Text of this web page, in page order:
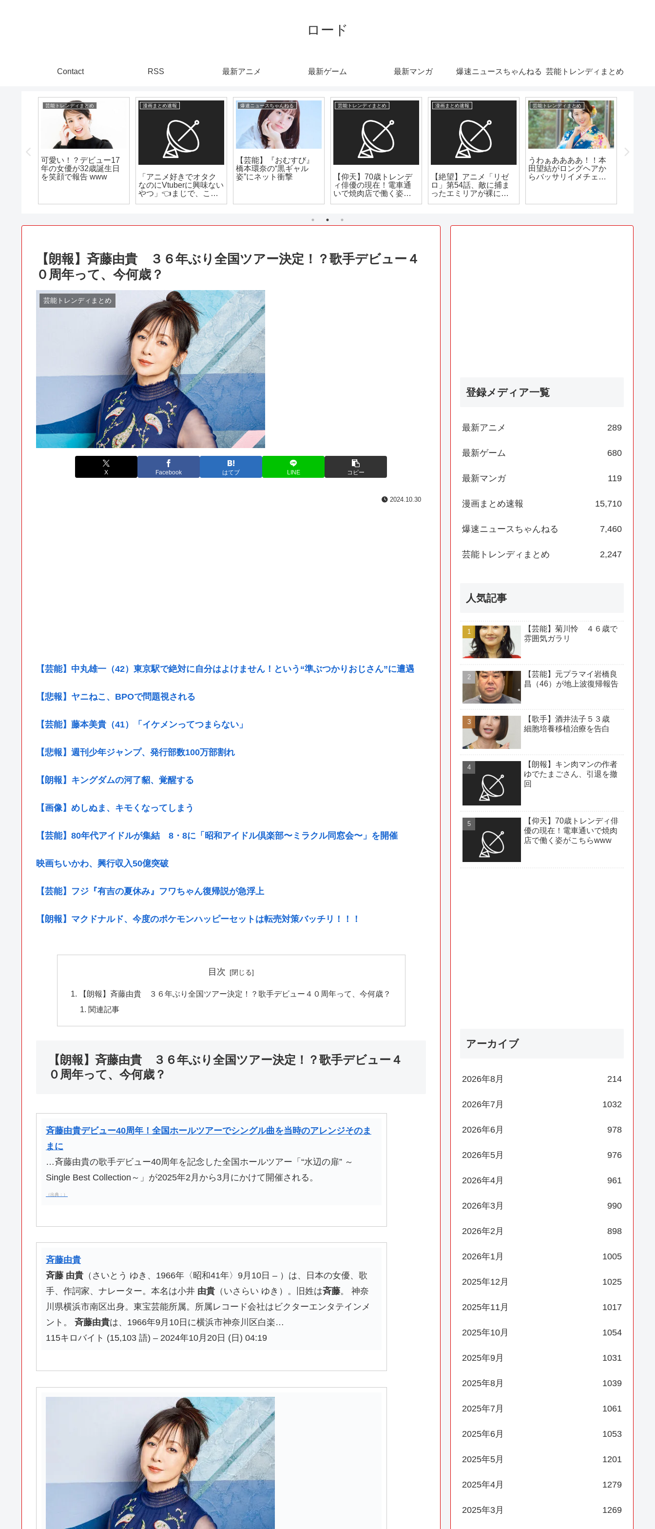
ロード
Contact RSS 最新アニメ 最新ゲーム 最新マンガ 爆速ニュースちゃんねる 芸能トレンディまとめ
芸能トレンディまとめ
可愛い！？デビュー17
年の女優が32歳誕生日
を笑顔で報告 www
漫画まとめ速報
「アニメ好きでオタク
なのにVtuberに興味ない
やつ」👈まじで、この
爆速ニュースちゃんねる
【芸能】『おむすび』
橋本環奈の“黒ギャル
姿”にネット衝撃
芸能トレンディまとめ
【仰天】70歳トレンデ
ィ俳優の現在！電車通
いで焼肉店で働く姿が
漫画まとめ速報
【絶望】アニメ「リゼ
ロ」第54話、敵に捕ま
ったエミリアが裸にさ
芸能トレンディまとめ
うわぁああああ！！本
田望結がロングヘアか
らバッサリイメチェン
【朗報】斉藤由貴 ３６年ぶり全国ツアー決定！？歌手デビュー４
０周年って、今何歳？
芸能トレンディまとめ
X Facebook はてブ LINE コピー
2024.10.30
【芸能】中丸雄一（42）東京駅で絶対に自分はよけません！という“準ぶつかりおじさん”に遭遇
【悲報】ヤニねこ、BPOで問題視される
【芸能】藤本美貴（41）「イケメンってつまらない」
【悲報】週刊少年ジャンプ、発行部数100万部割れ
【朗報】キングダムの河了貂、覚醒する
【画像】めしぬま、キモくなってしまう
【芸能】80年代アイドルが集結 8・8に「昭和アイドル倶楽部〜ミラクル同窓会〜」を開催
映画ちいかわ、興行収入50億突破
【芸能】フジ『有吉の夏休み』フワちゃん復帰説が急浮上
【朗報】マクドナルド、今度のポケモンハッピーセットは転売対策バッチリ！！！
目次
【朗報】斉藤由貴 ３６年ぶり全国ツアー決定！？歌手デビュー４０周年って、今何歳？
関連記事
【朗報】斉藤由貴 ３６年ぶり全国ツアー決定！？歌手デビュー４
０周年って、今何歳？
斉藤由貴デビュー40周年！全国ホールツアーでシングル曲を当時のアレンジそのま
まに
…斉藤由貴の歌手デビュー40周年を記念した全国ホールツアー「“水辺の扉” ～
Single Best Collection～」が2025年2月から3月にかけて開催される。
（出典：）
斉藤由貴
斉藤 由貴 （さいとう ゆき、1966年〈昭和41年〉9月10日 – ）は、日本の女優、歌
手、作詞家、ナレーター。本名は小井 由貴 （いさらい ゆき）。旧姓は斉藤。 神奈
川県横浜市南区出身。東宝芸能所属。所属レコード会社はビクターエンタテインメ
ント。斉藤由貴は、1966年9月10日に横浜市神奈川区白楽…
115キロバイト (15,103 語) – 2024年10月20日 (日) 04:19
登録メディア一覧
最新アニメ 289
最新ゲーム 680
最新マンガ 119
漫画まとめ速報 15,710
爆速ニュースちゃんねる 7,460
芸能トレンディまとめ 2,247
人気記事
【芸能】菊川怜 ４６歳で
雰囲気ガラリ
【芸能】元プラマイ岩橋良
昌（46）が地上波復帰報告
【歌手】酒井法子５３歳
細胞培養移植治療を告白
【朗報】キン肉マンの作者
ゆでたまごさん、引退を撤
回
【仰天】70歳トレンディ俳
優の現在！電車通いで焼肉
店で働く姿がこちらwww
アーカイブ
2026年8月 214
2026年7月 1032
2026年6月 978
2026年5月 976
2026年4月 961
2026年3月 990
2026年2月 898
2026年1月 1005
2025年12月 1025
2025年11月 1017
2025年10月 1054
2025年9月 1031
2025年8月 1039
2025年7月 1061
2025年6月 1053
2025年5月 1201
2025年4月 1279
2025年3月 1269